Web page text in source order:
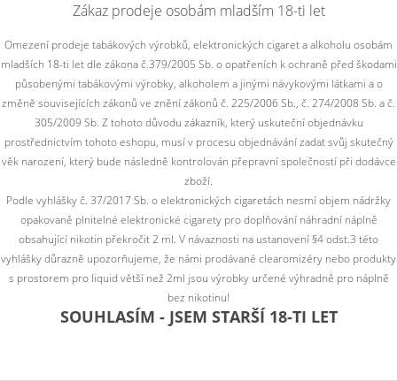
Toto zboží je prodejné pouze osobám starším 18ti let.
Zákaz prodeje osobám mladším 18-ti let
Omezení prodeje tabákových výrobků, elektronických cigaret a alkoholu osobám
mladších 18-ti let dle zákona č.379/2005 Sb. o opatřeních k ochraně před škodami
působenými tabákovými výrobky, alkoholem a jinými návykovými látkami a o
změně souvisejících zákonů ve znění zákonů č. 225/2006 Sb., č. 274/2008 Sb. a č.
305/2009 Sb. Z tohoto důvodu zákazník, který uskuteční objednávku
prostřednictvím tohoto eshopu, musí v procesu objednávání zadat svůj skutečný
věk narození, který bude následně kontrolován přepravní společností při dodávce
zboží.
Podle vyhlášky č. 37/2017 Sb. o elektronických cigaretách nesmí objem nádržky
opakovaně plnitelné elektronické cigarety pro doplňování náhradní náplně
obsahující nikotin překročit 2 ml. V návaznosti na ustanovení §4 odst.3 této
vyhlášky důrazně upozorňujeme, že námi prodávané clearomizéry nebo produkty
s prostorem pro liquid větší než 2ml jsou výrobky určené výhradně pro náplně
bez nikotinu!
SOUHLASÍM - JSEM STARŠÍ 18-TI LET